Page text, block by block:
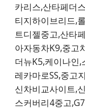
카리스,산타페더
티지하이브리드,
트디젤중고,산타
아자동차K9,중고
더뉴K5,케이나인
레카마로SS,중고
신차비교사이트,
스커버리4중고